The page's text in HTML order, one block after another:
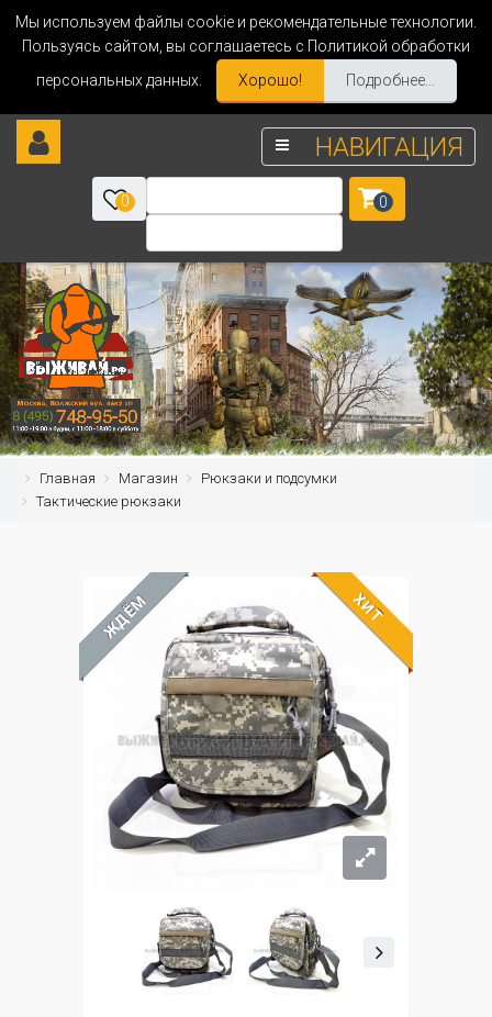
Мы используем файлы cookie и рекомендательные технологии.
Пользуясь сайтом, вы соглашаетесь с Политикой обработки
персональных данных.
Хорошо! Подробнее...
НАВИГАЦИЯ
0 0
Главная Магазин
Рюкзаки и подсумки
Тактические рюкзаки
ЖДЁМ ХИТ